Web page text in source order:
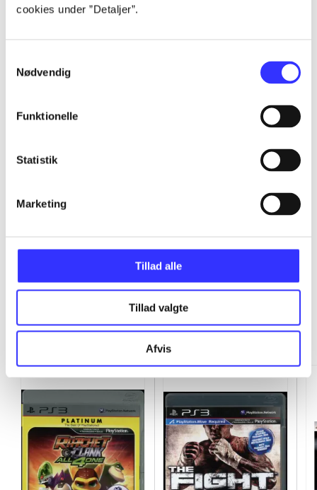
cookies under ”Detaljer”.
Nødvendig
Funktionelle
Statistik
Marketing
Tillad alle
Tillad valgte
Afvis
Minder om